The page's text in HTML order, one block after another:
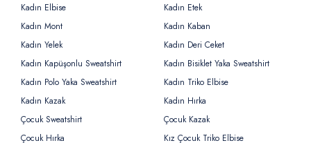
Kadın Elbise
Kadın Etek
Kadın Mont
Kadın Kaban
Kadın Yelek
Kadın Deri Ceket
Kadın Kapüşonlu Sweatshirt
Kadın Bisiklet Yaka Sweatshirt
Kadın Polo Yaka Sweatshirt
Kadın Triko Elbise
Kadın Kazak
Kadın Hırka
Çocuk Sweatshirt
Çocuk Kazak
Çocuk Hırka
Kız Çocuk Triko Elbise